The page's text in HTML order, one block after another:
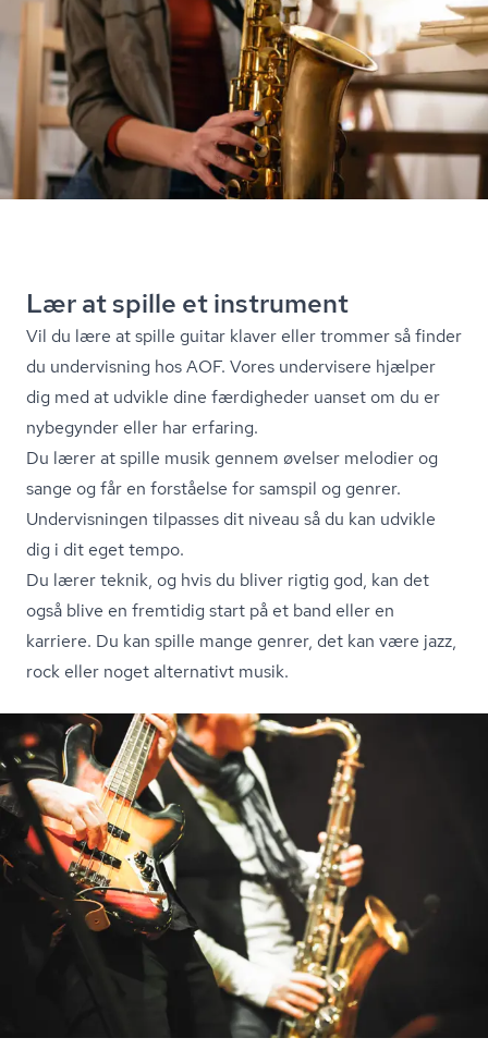
Lær at spille et instrument
Vil du lære at spille guitar klaver eller trommer så finder
du undervisning hos AOF. Vores undervisere hjælper
dig med at udvikle dine færdigheder uanset om du er
nybegynder eller har erfaring.
Du lærer at spille musik gennem øvelser melodier og
sange og får en forståelse for samspil og genrer.
Undervisningen tilpasses dit niveau så du kan udvikle
dig i dit eget tempo.
Du lærer teknik, og hvis du bliver rigtig god, kan det
også blive en fremtidig start på et band eller en
karriere. Du kan spille mange genrer, det kan være jazz,
rock eller noget alternativt musik.